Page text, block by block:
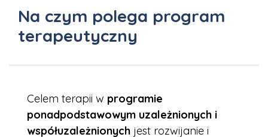
Na czym polega program
terapeutyczny
Celem terapii w programie
ponadpodstawowym uzależnionych i
współuzależnionych jest rozwijanie i